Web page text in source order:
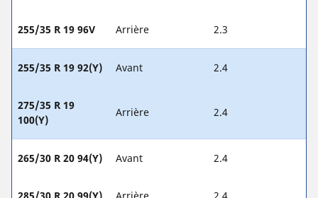
255/35 R 19 96V Arrière 2.3
255/35 R 19 92(Y) Avant 2.4
275/35 R 19
100(Y)
Arrière 2.4
265/30 R 20 94(Y) Avant 2.4
285/30 R 20 99(Y) Arrière 2.4